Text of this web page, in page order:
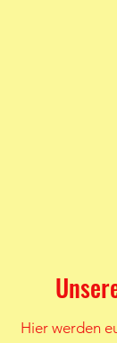
Hier werden